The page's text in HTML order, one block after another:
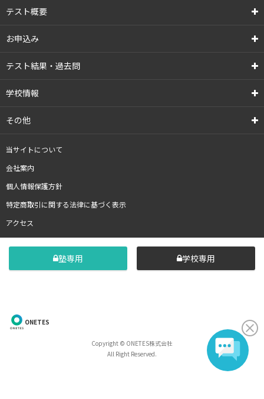
テスト概要
お申込み
テスト結果・過去問
学校情報
その他
当サイトについて
会社案内
個人情報保護方針
特定商取引に関する法律に基づく表示
アクセス
塾専用 学校専用
ONETES
Copyright © ONETES株式会社
All Right Reserved.